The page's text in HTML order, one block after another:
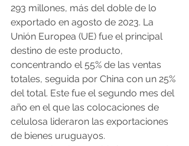
293 millones, más del doble de lo
exportado en agosto de 2023. La
Unión Europea (UE) fue el principal
destino de este producto,
concentrando el 55% de las ventas
totales, seguida por China con un 25%
del total. Este fue el segundo mes del
año en el que las colocaciones de
celulosa lideraron las exportaciones
de bienes uruguayos.